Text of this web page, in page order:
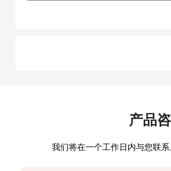
产品
我们将在一个工作日内与您联系